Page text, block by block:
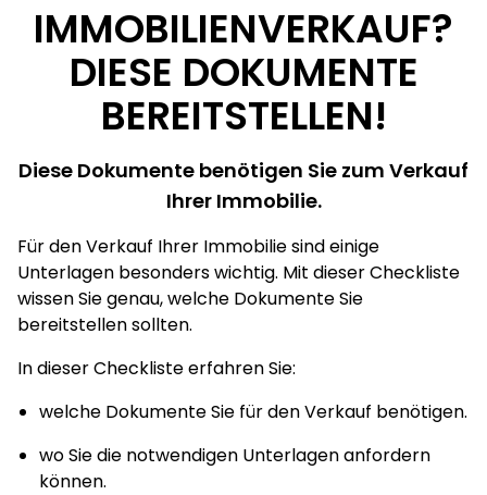
IMMOBILIENVERKAUF?
DIESE DOKUMENTE
BEREITSTELLEN!
Diese Dokumente benötigen Sie zum Verkauf
Ihrer Immobilie.
Für den Verkauf Ihrer Immobilie sind einige
Unterlagen besonders wichtig. Mit dieser Checkliste
wissen Sie genau, welche Dokumente Sie
bereitstellen sollten.
In dieser Checkliste erfahren Sie:
welche Dokumente Sie für den Verkauf benötigen.
wo Sie die notwendigen Unterlagen anfordern
können.